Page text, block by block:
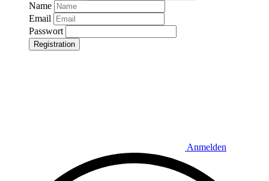
Name
Email
Passwort
Registration
Anmelden